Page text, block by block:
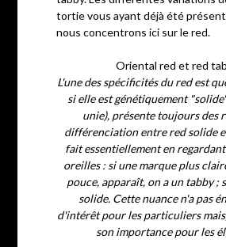
tortie vous ayant déjà été
nous concentrons ici sur le red.
Oriental red et red
L'une des spécificités du red est
si elle est génétiquement
unie), présente toujours des
différenciation entre red solide
fait essentiellement en regardant
oreilles : si une marque plus
pouce, apparaît, on a un tabby ;
solide. Cette nuance n'a pas
d'intérêt pour les particuliers
son importance pour les